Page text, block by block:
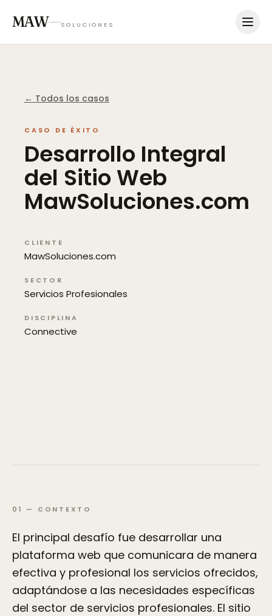
MAW SOLUCIONES
← Todos los casos
CASO DE ÉXITO
Desarrollo Integral
del SitioWeb
MawSoluciones.com
CLIENTE
MawSoluciones.com
SECTOR
Servicios Profesionales
DISCIPLINA
Connective
01 — CONTEXTO
El principal desafío fue desarrollar una
plataforma web que comunicara de manera
efectiva y profesional los servicios ofrecidos,
adaptándose a las necesidades específicas
del sector de servicios profesionales. El sitio